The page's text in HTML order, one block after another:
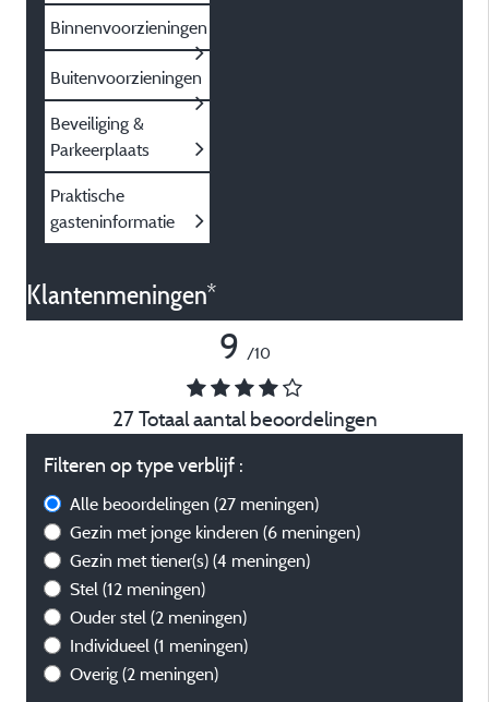
Binnenvoorzieningen
Buitenvoorzieningen
Beveiliging &
Parkeerplaats
Praktische
gasteninformatie
Klantenmeningen*
9 /10
27 Totaal aantal beoordelingen
Filteren op type verblijf :
Alle beoordelingen (27 meningen)
Gezin met jonge kinderen (6 meningen)
Gezin met tiener(s) (4 meningen)
Stel (12 meningen)
Ouder stel (2 meningen)
Individueel (1 meningen)
Overig (2 meningen)